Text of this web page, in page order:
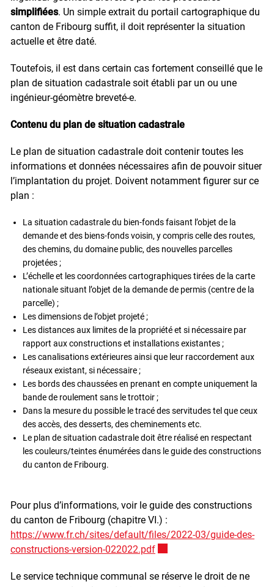
simplifiées. Un simple extrait du portail cartographique du
canton de Fribourg suffit, il doit représenter la situation
actuelle et être daté.
Toutefois, il est dans certain cas fortement conseillé que le
plan de situation cadastrale soit établi par un ou une
ingénieur-géomètre breveté-e.
Contenu du plan de situation cadastrale
Le plan de situation cadastrale doit contenir toutes les
informations et données nécessaires afin de pouvoir situer
l’implantation du projet. Doivent notamment figurer sur ce
plan :
La situation cadastrale du bien-fonds faisant l’objet de la
demande et des biens-fonds voisin, y compris celle des routes,
des chemins, du domaine public, des nouvelles parcelles
projetées ;
L’échelle et les coordonnées cartographiques tirées de la carte
nationale situant l’objet de la demande de permis (centre de la
parcelle) ;
Les dimensions de l’objet projeté ;
Les distances aux limites de la propriété et si nécessaire par
rapport aux constructions et installations existantes ;
Les canalisations extérieures ainsi que leur raccordement aux
réseaux existant, si nécessaire ;
Les bords des chaussées en prenant en compte uniquement la
bande de roulement sans le trottoir ;
Dans la mesure du possible le tracé des servitudes tel que ceux
des accès, des desserts, des cheminements etc.
Le plan de situation cadastrale doit être réalisé en respectant
les couleurs/teintes énumérées dans le guide des constructions
du canton de Fribourg.
Pour plus d’informations, voir le guide des constructions
du canton de Fribourg (chapitre VI.) :
https://www.fr.ch/sites/default/files/2022-03/guide-des-
constructions-version-022022.pdf
Le service technique communal se réserve le droit de ne